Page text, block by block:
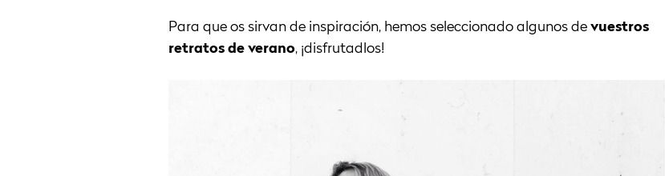
Para que os sirvan de inspiración, hemos seleccionado algunos de vuestros
retratos de verano, ¡disfrutadlos!